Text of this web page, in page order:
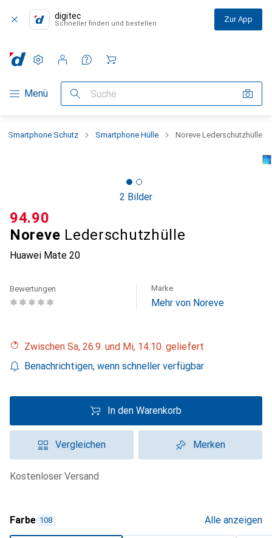
digitec
Schneller finden und bestellen Zur App
Navigation nach Kategorien
Menü Suche
Einstellungen
Kundenkonto
Vergleichslisten
Merklisten
Warenkorb
Smartphone Schutz Smartphone Hülle Noreve Lederschutzhülle
2 Bilder
Noreve Lederschutzhülle
Huawei Mate 20
CHF
94.90
Bewertungen Marke
Mehr von Noreve
Zwischen Sa, 26.9. und Mi, 14.10. geliefert
Benachrichtigen, wenn schneller verfügbar
In den Warenkorb
Vergleichen Merken
kostenloser Versand
Farbe 108 Alle anzeigen